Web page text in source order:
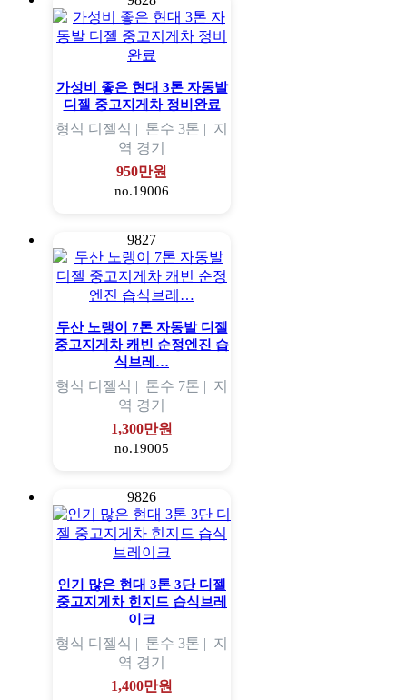
가성비 좋은 현대 3톤 자동발
디젤 중고지게차 정비완료
형식 디젤식 | 톤수 3톤 | 지
역 경기
950만원
no.19006
9827
두산 노랭이 7톤 자동발 디젤
중고지게차 캐빈 순정엔진 습
식브레…
형식 디젤식 | 톤수 7톤 | 지
역 경기
1,300만원
no.19005
9826
인기 많은 현대 3톤 3단 디젤
중고지게차 힌지드 습식브레
이크
형식 디젤식 | 톤수 3톤 | 지
역 경기
1,400만원